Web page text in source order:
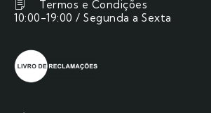
Termos e Condições
10:00-19:00 / Segunda a Sexta